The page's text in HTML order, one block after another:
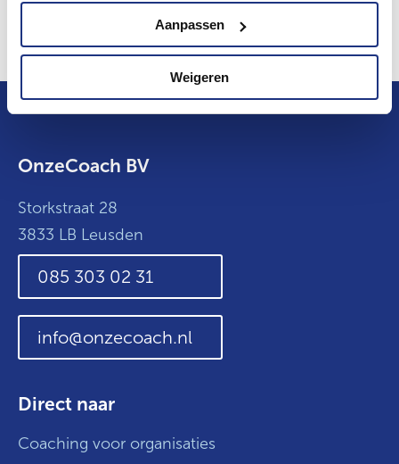
Aanpassen
Weigeren
jouw oplossing voor een veilige werkplek
OnzeCoach BV
Storkstraat 28
3833 LB Leusden
085 303 02 31
info@onzecoach.nl
Direct naar
Coaching voor organisaties